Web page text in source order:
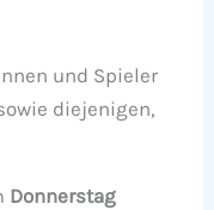
und Spieler
diejenigen,
Donnerstag